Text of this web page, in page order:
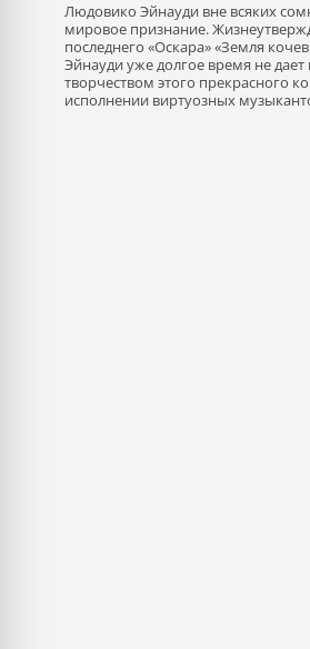
Людовико Эйнауди вне всяких
мировое признание.
последнего «Оскара» «Земля
Эйнауди уже долгое время не
творчеством этого прекрасного
исполнении виртуозных